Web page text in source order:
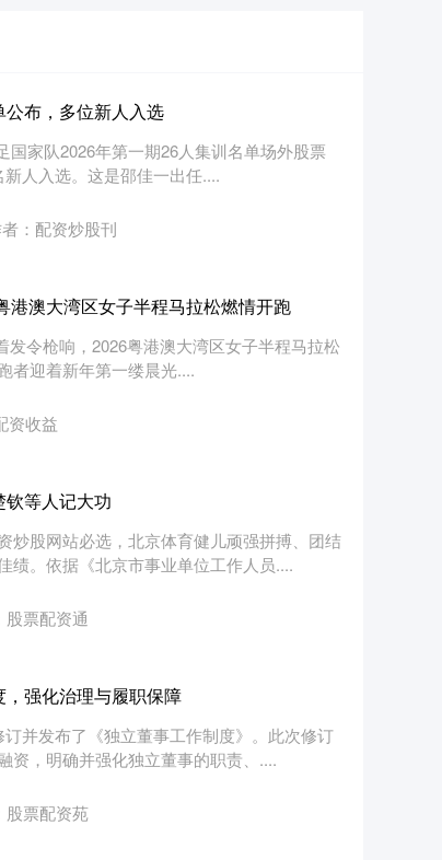
布，多位新人入选
家队2026年第一期26人集训名单场外股票
人入选。这是邵佳一出任....
：配资炒股刊
港澳大湾区女子半程马拉松燃情开跑
令枪响，2026粤港澳大湾区女子半程马拉松
者迎着新年第一缕晨光....
资收益
等人记大功
炒股网站必选，北京体育健儿顽强拼搏、团结
绩。依据《北京市事业单位工作人员....
股票配资通
强化治理与履职保障
并发布了《独立董事工作制度》。此次修订
资，明确并强化独立董事的职责、....
股票配资苑